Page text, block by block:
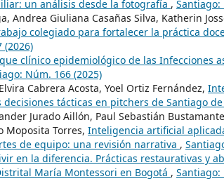
un análisis desde la fotografía , Santiago:
Andrea Giuliana Casañas Silva, Katherin
colegiado para fortalecer la práctica
(2026)
clínico epidemiológico de las Infecciones
Núm. 166 (2025)
Cabrera Acosta, Yoel Ortiz Fernández,
tácticas en pitchers de Santiago de
Jurado Aillón, Paul Sebastián
Moposita Torres, Inteligencia artificial
de equipo: una revisión narrativa ,
en la diferencia. Prácticas restaurativas y
María Montessori en Bogotá , Santiago: